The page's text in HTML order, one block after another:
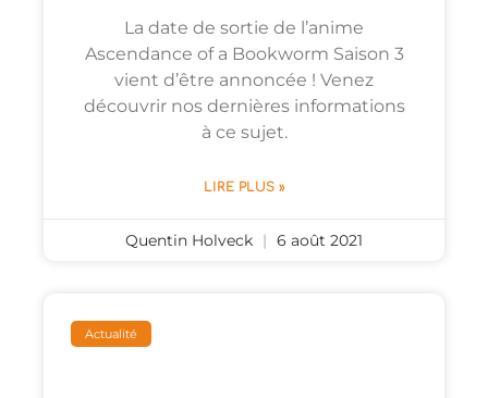
La date de sortie de l’anime
Ascendance of a Bookworm Saison 3
vient d’être annoncée ! Venez
découvrir nos dernières informations
à ce sujet.
LIRE PLUS »
Quentin Holveck 6 août 2021
Actualité